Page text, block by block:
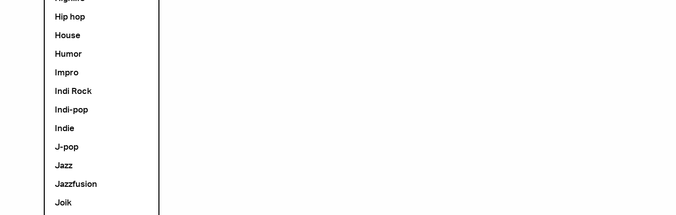
Hip hop
House
Humor
Impro
Indi Rock
Indi-pop
Indie
J-pop
Jazz
Jazzfusion
Joik